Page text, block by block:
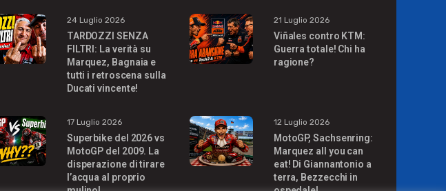
24 Luglio 2026
TARDOZZI SENZA
FILTRI: La verità su
Marquez, Bagnaia e
tutti i retroscena sulla
Ducati vincente!
21 Luglio 2026
Viñales contro KTM:
Guerra totale! Chi ha
ragione?
17 Luglio 2026
Superbike del 2026 vs
MotoGP del 2009. La
disperazione di tirare
l’acqua al proprio
12 Luglio 2026
MotoGP, Sachsenring:
Marquez all you can
eat! Di Giannantonio a
terra, Bezzecchi in